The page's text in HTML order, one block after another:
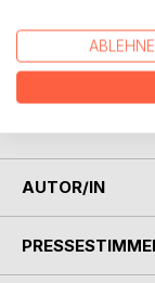
gedruckter Form.
nachzudenken
Ein Buch der
AUTOR/IN